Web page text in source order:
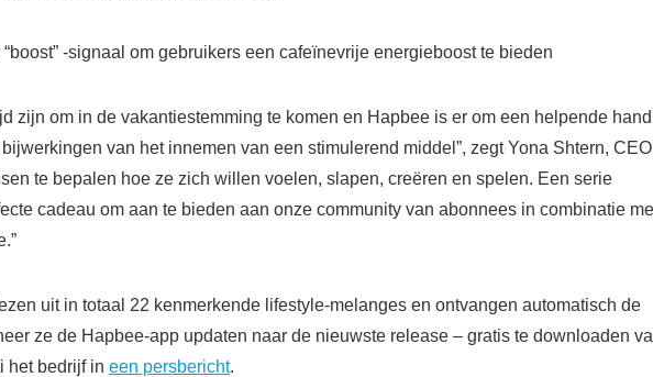
-signaal om gebruikers een cafeïnevrije energieboost te bieden
zijn om in de vakantiestemming te komen en Hapbee is er om een ​​helpende
van het innemen van een stimulerend middel”, zegt Yona Shtern, CEO
te bepalen hoe ze zich willen voelen, slapen, creëren en spelen. Een serie
cadeau om aan te bieden aan onze community van abonnees in combinatie
uit in totaal 22 kenmerkende lifestyle-melanges en ontvangen automatisch de
ze de Hapbee-app updaten naar de nieuwste release – gratis te downloaden
het bedrijf in een persbericht.